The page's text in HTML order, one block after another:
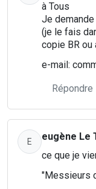
à Tous
Je
(je le fais
copie BR
e-mail:
Répondre
E eugène Le
ce que je
"Messieurs